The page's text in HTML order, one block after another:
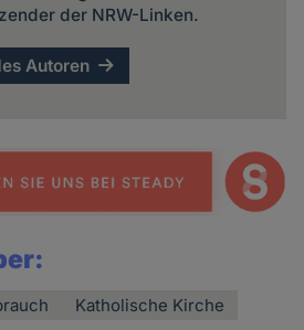
der NRW-Linken.
Autoren
Katholische Kirche